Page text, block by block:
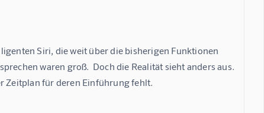
Siri, die weit über die bisherigen Funktionen
waren groß.  Doch die Realität sieht anders aus.
Zeitplan für deren Einführung fehlt.